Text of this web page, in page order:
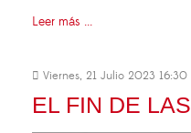
Leer más ...
Viernes, 21 Julio 2023 16:30
EL FIN DE